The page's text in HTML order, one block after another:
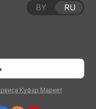
Куфар Маркет
BY RU